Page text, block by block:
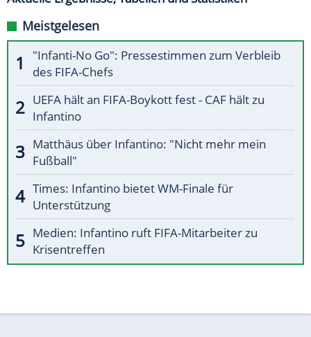
Meistgelesen
"Infanti-No Go": Pressestimmen zum Verbleib
des FIFA-Chefs
UEFA hält an FIFA-Boykott fest - CAF hält zu
Infantino
Matthäus über Infantino: "Nicht mehr mein
Fußball"
Times: Infantino bietet WM-Finale für
Unterstützung
Medien: Infantino ruft FIFA-Mitarbeiter zu
Krisentreffen